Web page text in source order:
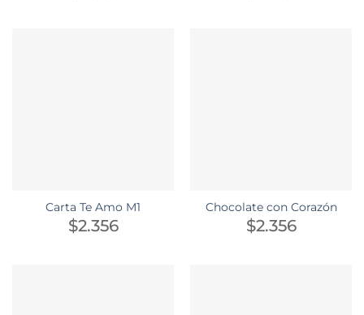
Carta Te Amo M1
$2.356
Chocolate con Corazón
$2.356